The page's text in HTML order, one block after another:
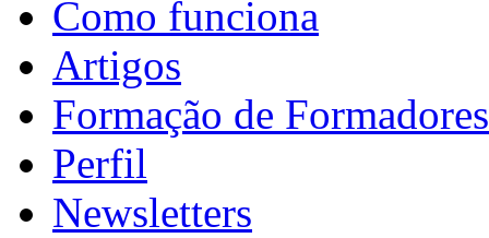
Como funciona
Artigos
Formação de Formadores
Perfil
Newsletters